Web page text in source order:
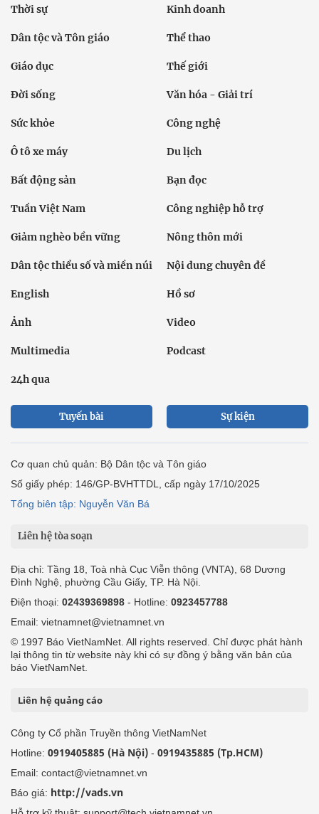
Thời sự Kinh doanh
Dân tộc và Tôn giáo Thể thao
Giáo dục Thế giới
Đời sống Văn hóa - Giải trí
Sức khỏe Công nghệ
Ô tô xe máy Du lịch
Bất động sản Bạn đọc
Tuần Việt Nam Công nghiệp hỗ trợ
Giảm nghèo bền vững Nông thôn mới
Dân tộc thiểu số và miền núi Nội dung chuyên đề
English Hồ sơ
Ảnh Video
Multimedia Podcast
24h qua
Tuyến bài Sự kiện
Cơ quan chủ quản: Bộ Dân tộc và Tôn giáo
Số giấy phép: 146/GP-BVHTTDL, cấp ngày 17/10/2025
Tổng biên tập: Nguyễn Văn Bá
Liên hệ tòa soạn
Địa chỉ: Tầng 18, Toà nhà Cục Viễn thông (VNTA), 68 Dương
Đình Nghệ, phường Cầu Giấy, TP. Hà Nội.
Điện thoại: 02439369898 - Hotline: 0923457788
Email: vietnamnet@vietnamnet.vn
© 1997 Báo VietNamNet. All rights reserved. Chỉ được phát hành
lại thông tin từ website này khi có sự đồng ý bằng văn bản của
báo VietNamNet.
Liên hệ quảng cáo
Công ty Cổ phần Truyền thông VietNamNet
Hotline: 0919405885 (Hà Nội) - 0919435885 (Tp.HCM)
Email: contact@vietnamnet.vn
Báo giá: http://vads.vn